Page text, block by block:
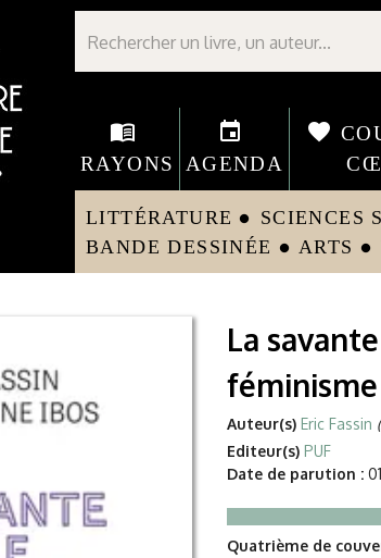
- Avranches
menu_book
RAYONS
event
AGENDA
favorite
LITTÉRATURE circle SCIENCES
BANDE DESSINÉE circle ARTS circle
La
Auteur(s) Eric Fassin
Editeur(s) PUF
Date de parution :
Quatrième de